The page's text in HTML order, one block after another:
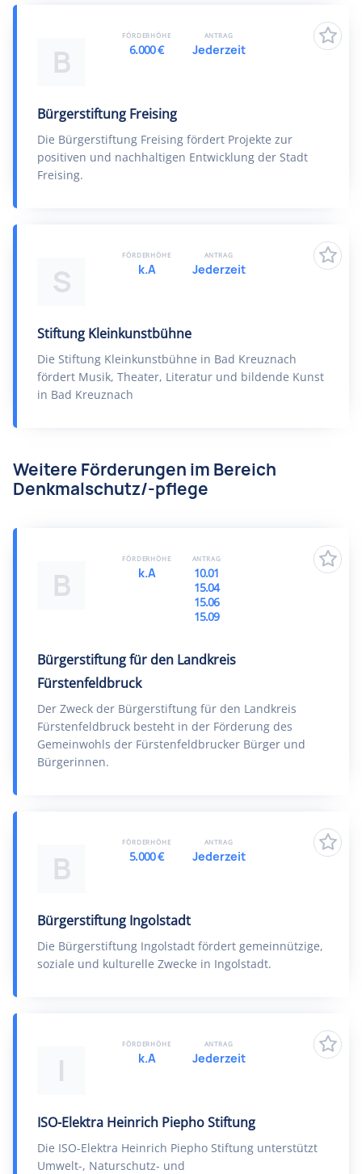
B
Bürgerstiftung Freising
Die Bürgerstiftung Freising fördert Projekte zur
positiven und nachhaltigen Entwicklung der Stadt
Freising.
FÖRDERHÖHE
6.000 €
ANTRAG
Jederzeit
S
Stiftung Kleinkunstbühne
Die Stiftung Kleinkunstbühne in Bad Kreuznach
fördert Musik, Theater, Literatur und bildende Kunst
in Bad Kreuznach
FÖRDERHÖHE
k.A
ANTRAG
Jederzeit
Weitere Förderungen im Bereich
Denkmalschutz/-pflege
B
Bürgerstiftung für den Landkreis
Fürstenfeldbruck
Der Zweck der Bürgerstiftung für den Landkreis
Fürstenfeldbruck besteht in der Förderung des
Gemeinwohls der Fürstenfeldbrucker Bürger und
Bürgerinnen.
FÖRDERHÖHE
k.A
ANTRAG
10.01
15.04
15.06
15.09
B
Bürgerstiftung Ingolstadt
Die Bürgerstiftung Ingolstadt fördert gemeinnützige,
soziale und kulturelle Zwecke in Ingolstadt.
FÖRDERHÖHE
5.000 €
ANTRAG
Jederzeit
I
ISO-Elektra Heinrich Piepho Stiftung
Die ISO-Elektra Heinrich Piepho Stiftung unterstützt
Umwelt-, Naturschutz- und
FÖRDERHÖHE
k.A
ANTRAG
Jederzeit